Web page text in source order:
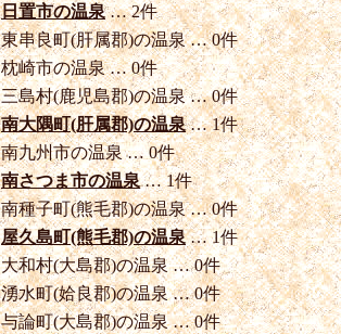
日置市の温泉… 2件
東串良町(肝属郡)の温泉 … 0件
枕崎市の温泉 … 0件
三島村(鹿児島郡)の温泉 … 0件
南大隅町(肝属郡)の温泉… 1件
南九州市の温泉 … 0件
南さつま市の温泉… 1件
南種子町(熊毛郡)の温泉 … 0件
屋久島町(熊毛郡)の温泉… 1件
大和村(大島郡)の温泉 … 0件
湧水町(姶良郡)の温泉 … 0件
与論町(大島郡)の温泉 … 0件